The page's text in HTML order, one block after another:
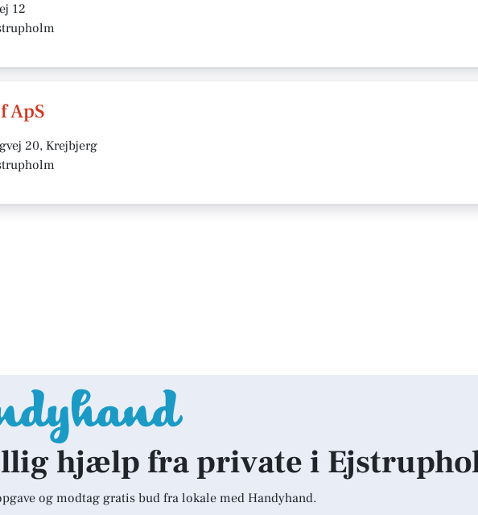
12
ApS
20, Krejbjerg
hjælp fra private i
og modtag gratis bud fra lokale med Handyhand.